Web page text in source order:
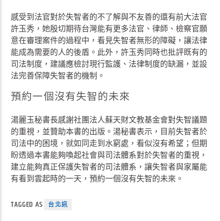
感受到法官對於失智者的不了解與不友善的還有前大法官
許玉秀，她殷切期待台灣能有更多法官、律師、檢察官願
意在審理案件的過程中，看見失智者無形的障礙，讓法律
能成為需要的人的後盾。此外，許玉秀同時也批評既有的
司法制度，建議應檢討現行監護、法律制度的缺漏，並設
法完善保障失智者的機制。
預約一個沒有失智的未來
湯麗玉秘書長感謝社團法人蘇天財文教基金會對失智議題
的重視，並贊助本書的出版。湯秘書表示，目前失智者於
司法中的困境，就如同走到水窮處，看似沒有希望；但期
盼透過本書能夠喚起社會與司法體系對於失智者的重視，
建立能夠真正保護失智者的司法體系，讓失智者與家屬能
有看到雲起時的一天，預約一個沒有失智的未來。
TAGGED AS 台北訊